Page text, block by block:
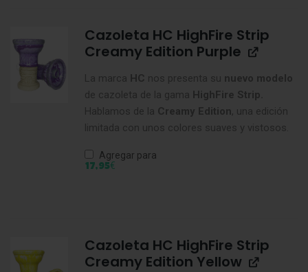
Cazoleta HC HighFire Strip
Creamy Edition Purple
La marca HC nos presenta su nuevo modelo
de cazoleta de la gama HighFire Strip.
Hablamos de la Creamy Edition, una edición
limitada con unos colores suaves y vistosos.
Agregar para
17,95€
Cazoleta HC HighFire Strip
Creamy Edition Yellow